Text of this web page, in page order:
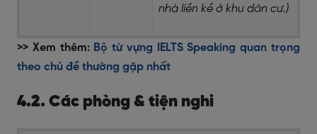
nhà liền kề ở khu dân cư.)
>> Xem thêm: Bộ từ vựng IELTS Speaking quan trọng
theo chủ đề thường gặp nhất
4.2. Các phòng & tiện nghi